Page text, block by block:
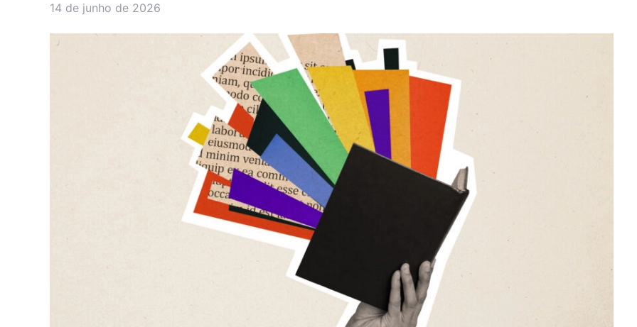
14 de junho de 2026